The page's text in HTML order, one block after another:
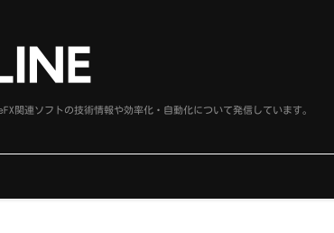
関連ソフトの技術情報や効率化・自動化について発信しています。